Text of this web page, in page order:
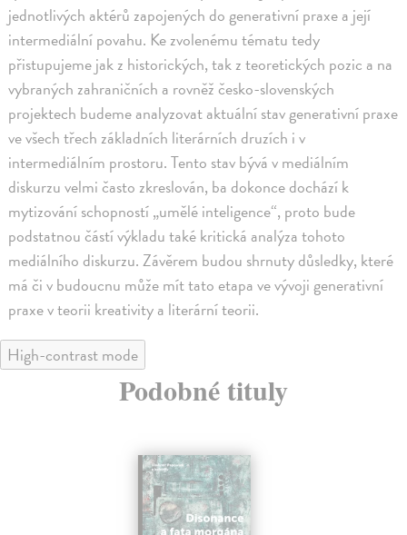
jednotlivých aktérů zapojených do generativní praxe a její
intermediální povahu. Ke zvolenému tématu tedy
přistupujeme jak z historických, tak z teoretických pozic a na
vybraných zahraničních a rovněž česko-slovenských
projektech budeme analyzovat aktuální stav generativní praxe
ve všech třech základních literárních druzích i v
intermediálním prostoru. Tento stav bývá v mediálním
diskurzu velmi často zkreslován, ba dokonce dochází k
mytizování schopností „umělé inteligence“, proto bude
podstatnou částí výkladu také kritická analýza tohoto
mediálního diskurzu. Závěrem budou shrnuty důsledky, které
má či v budoucnu může mít tato etapa ve vývoji generativní
praxe v teorii kreativity a literární teorii.
High-contrast mode
Podobné tituly